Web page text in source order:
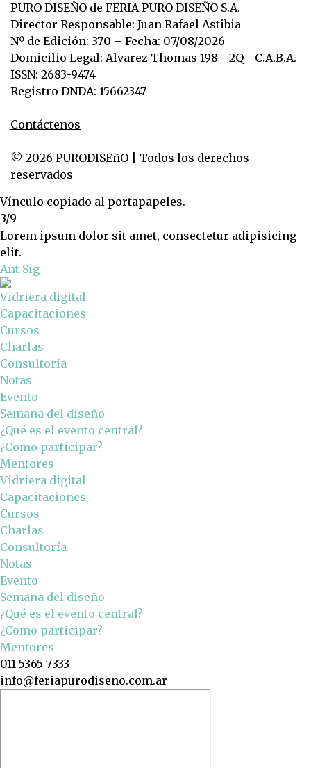
PURO DISEÑO de FERIA PURO DISEÑO S.A.
Director Responsable: Juan Rafael Astibia
Nº de Edición: 370 – Fecha: 07/08/2026
Domicilio Legal: Alvarez Thomas 198 - 2Q - C.A.B.A.
ISSN: 2683-9474
Registro DNDA: 15662347
Contáctenos
© 2026 PURODISEñO | Todos los derechos
reservados
Vínculo copiado al portapapeles.
3/9
Lorem ipsum dolor sit amet, consectetur adipisicing
elit.
Ant Sig
Vidriera digital
Capacitaciones
Cursos
Charlas
Consultoría
Notas
Evento
Semana del diseño
¿Qué es el evento central?
¿Como participar?
Mentores
Vidriera digital
Capacitaciones
Cursos
Charlas
Consultoría
Notas
Evento
Semana del diseño
¿Qué es el evento central?
¿Como participar?
Mentores
011 5365-7333
info@feriapurodiseno.com.ar